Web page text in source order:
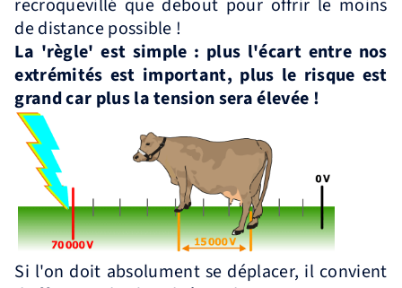
recroquevillé que debout pour offrir le moins
de distance possible !
La 'règle' est simple : plus l'écart entre nos
extrémités est important, plus le risque est
grand car plus la tension sera élevée !
Si l'on doit absolument se déplacer, il convient